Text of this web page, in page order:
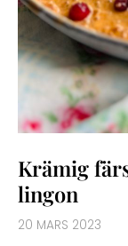
Krämig
lingon
20 MARS 2023